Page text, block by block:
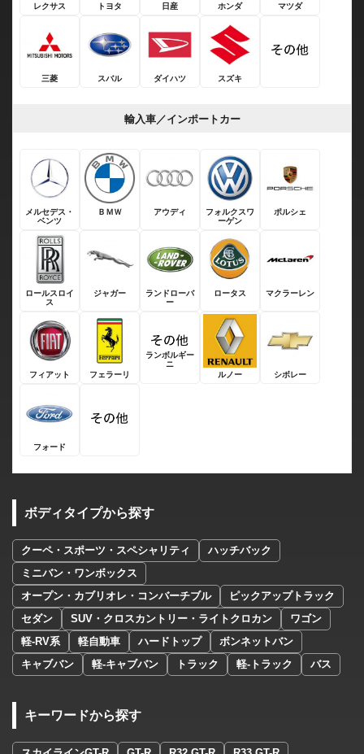
レクサス トヨタ 日産 ホンダ マツダ
三菱 スバル ダイハツ スズキ
輸入車／インポートカー
メルセデス・
ベンツ
ＢＭＷ アウディ
フォルクスワ
ーゲン
ポルシェ
ロールスロイ
ス
ジャガー
ランドローバ
ー
ロータス マクラーレン
フィアット フェラーリ
ランボルギー
ニ
ルノー
シボレー
フォード
ボディタイプから探す
クーペ・スポーツ・スペシャリティ
ハッチバック
ミニバン・ワンボックス
オープン・カブリオレ・コンバーチブル
ピックアップトラック
セダン
SUV・クロスカントリー・ライトクロカン
ワゴン
軽-RV系
軽自動車 ハードトップ
ボンネットバン
キャブバン
軽-キャブバン トラック 軽-トラック バス
キーワードから探す